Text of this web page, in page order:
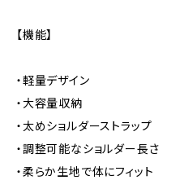
【機能】
・軽量デザイン
・大容量収納
・太めショルダーストラップ
・調整可能なショルダー長さ
・柔らか生地で体にフィット